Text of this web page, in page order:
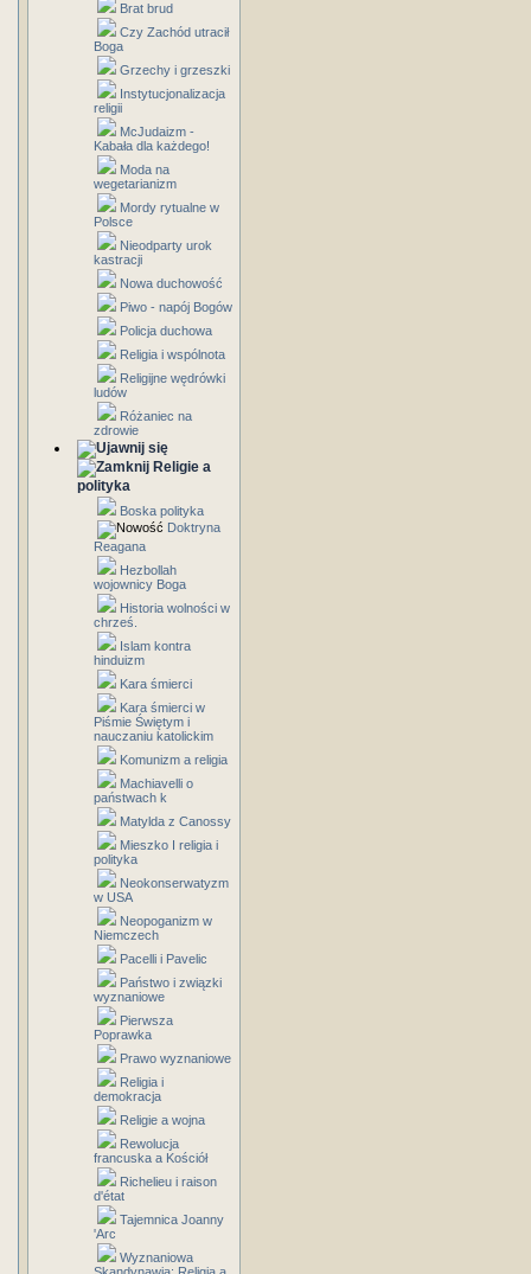
Brat brud
Czy Zachód utracił
Boga
Grzechy i grzeszki
Instytucjonalizacja
religii
McJudaizm -
Kabała dla każdego!
Moda na
wegetarianizm
Mordy rytualne w
Polsce
Nieodparty urok
kastracji
Nowa duchowość
Piwo - napój Bogów
Policja duchowa
Religia i wspólnota
Religijne wędrówki
ludów
Różaniec na
zdrowie
Religie a
polityka
Boska polityka
Doktryna
Reagana
Hezbollah
wojownicy Boga
Historia wolności w
chrześ.
Islam kontra
hinduizm
Kara śmierci
Kara śmierci w
Piśmie Świętym i
nauczaniu katolickim
Komunizm a religia
Machiavelli o
państwach k
Matylda z Canossy
Mieszko I religia i
polityka
Neokonserwatyzm
w USA
Neopoganizm w
Niemczech
Pacelli i Pavelic
Państwo i związki
wyznaniowe
Pierwsza
Poprawka
Prawo wyznaniowe
Religia i
demokracja
Religie a wojna
Rewolucja
francuska a Kościół
Richelieu i raison
d'état
Tajemnica Joanny
'Arc
Wyznaniowa